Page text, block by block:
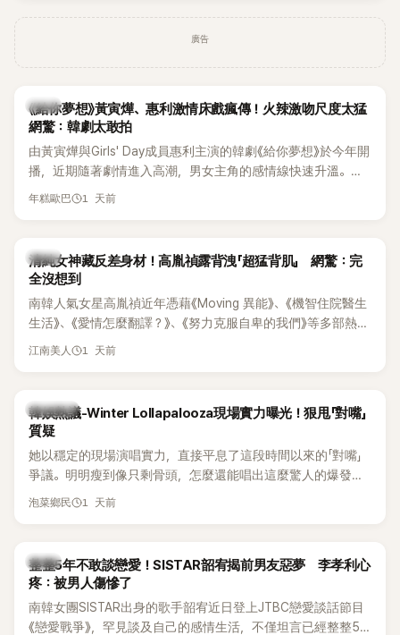
廣告
韓劇
《給你夢想》黃寅燁、惠利激情床戲瘋傳！火辣激吻尺度太猛
網驚：韓劇太敢拍
由黃寅燁與Girls' Day成員惠利主演的韓劇《給你夢想》於今年開
播，近期隨著劇情進入高潮，男女主角的感情線快速升溫。最
新播出的第8集不僅上演火辣吻戲，更接連出現床戲橋段，讓
年糕歐巴 1 天前
韓星
清純女神藏反差身材！高胤禎露背洩「超猛背肌」 網驚：完
全沒想到
南韓人氣女星高胤禎近年憑藉《Moving 異能》、《機智住院醫生
生活》、《愛情怎麼翻譯？》、《努力克服自卑的我們》等多部熱門
作品，躍升為韓劇新一代女神代表，不僅演技備受肯定，精緻
細身材下的超狂背肌與肩膀線條，反差感十足，讓不少網友看
傻直呼：「原來她身材這麼猛！」
江南美人 1 天前
熱議討論
韓娛熱議-Winter Lollapalooza現場實力曝光！狠甩「對嘴」
質疑
她以穩定的現場演唱實力，直接平息了這段時間以來的「對嘴」
爭議。明明瘦到像只剩骨頭，怎麼還能唱出這麼驚人的爆發力
和音量？
泡菜鄉民 1 天前
韓星
整整5年不敢談戀愛！SISTAR韶宥揭前男友惡夢 李孝利心
疼：被男人傷慘了
南韓女團SISTAR出身的歌手韶宥近日登上JTBC戀愛談話節目
《戀愛戰爭》，罕見談及自己的感情生活，不僅坦言已經整整5